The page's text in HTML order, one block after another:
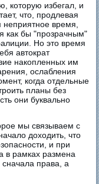
которую избегал, и
что, продлевая
неприятное время,
как бы "прозрачным"
Но это время
автократ
накопленных им
ослабления
когда отдельные
планы без
они буквально
мы связываем с
доходить, что
и при
в рамках размена
сначала права, а